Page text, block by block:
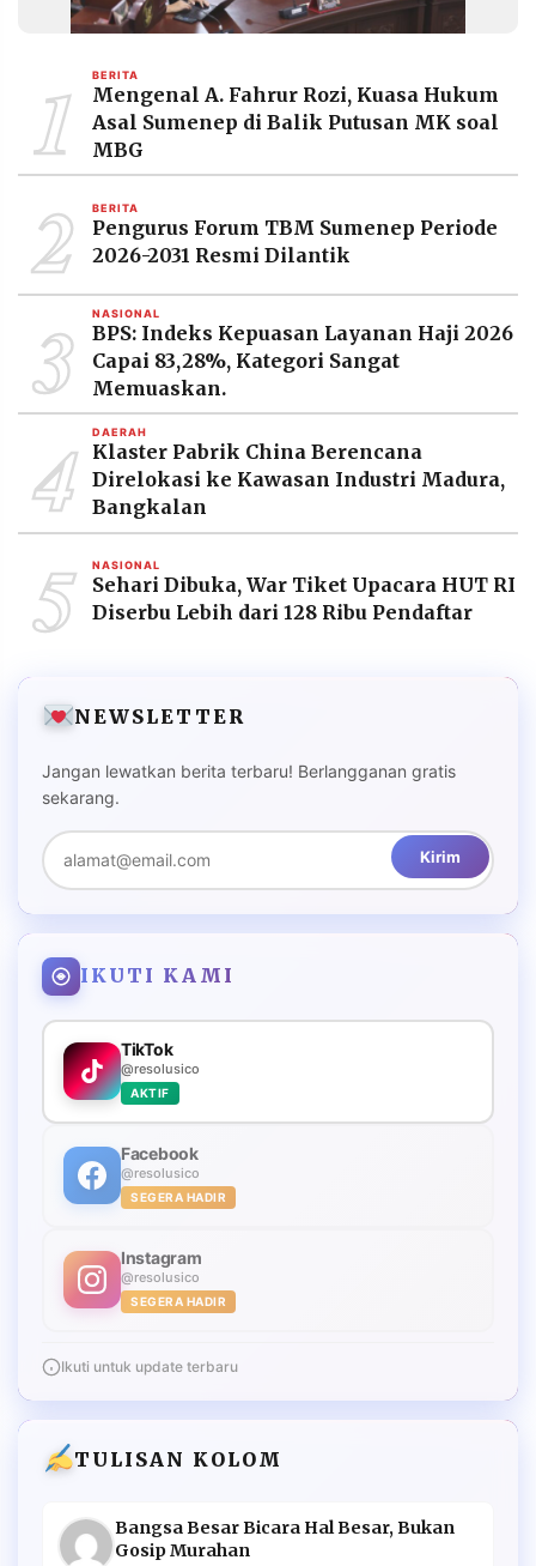
PRAMUDITA
Resolusi.co
2026
RESOLUSI
PRAMUDITA
1 BERITA
Mengenal A. Fahrur Rozi, Kuasa Hukum
Asal Sumenep di Balik Putusan MK soal
MBG
2 BERITA
Pengurus Forum TBM Sumenep Periode
2026-2031 Resmi Dilantik
3 NASIONAL
BPS: Indeks Kepuasan Layanan Haji 2026
Capai 83,28%, Kategori Sangat
Memuaskan.
4 DAERAH
Klaster Pabrik China Berencana
Direlokasi ke Kawasan Industri Madura,
Bangkalan
5 NASIONAL
Sehari Dibuka, War Tiket Upacara HUT RI
Diserbu Lebih dari 128 Ribu Pendaftar
NEWSLETTER
Jangan lewatkan berita terbaru! Berlangganan gratis
sekarang.
Kirim
IKUTI KAMI
TikTok
@resolusico
AKTIF
Facebook
@resolusico
SEGERA HADIR
Instagram
@resolusico
SEGERA HADIR
Ikuti untuk update terbaru
TULISAN KOLOM
Bangsa Besar Bicara Hal Besar, Bukan
Gosip Murahan